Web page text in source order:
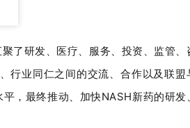
了研发、医疗、服务、投资、监管、
行业同仁之间的交流、合作以及联盟
，最终推动、加快NASH新药的研发